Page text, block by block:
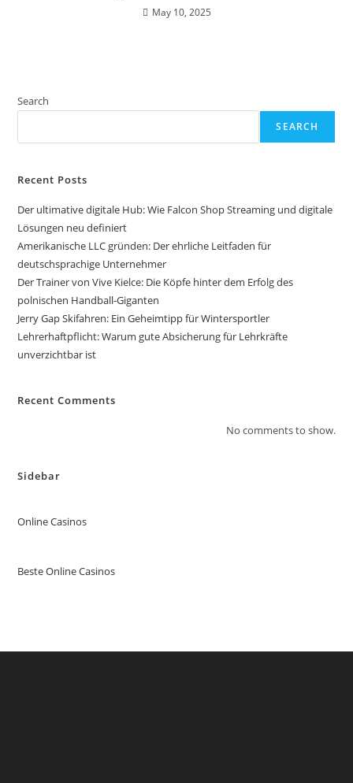
May 10, 2025
Search
SEARCH
Recent Posts
Der ultimative digitale Hub: Wie Falcon Shop Streaming und digitale
Lösungen neu definiert
Amerikanische LLC gründen: Der ehrliche Leitfaden für
deutschsprachige Unternehmer
Der Trainer von Vive Kielce: Die Köpfe hinter dem Erfolg des
polnischen Handball-Giganten
Jerry Gap Skifahren: Ein Geheimtipp für Wintersportler
Lehrerhaftpflicht: Warum gute Absicherung für Lehrkräfte
unverzichtbar ist
Recent Comments
No comments to show.
Sidebar
Online Casinos
Beste Online Casinos